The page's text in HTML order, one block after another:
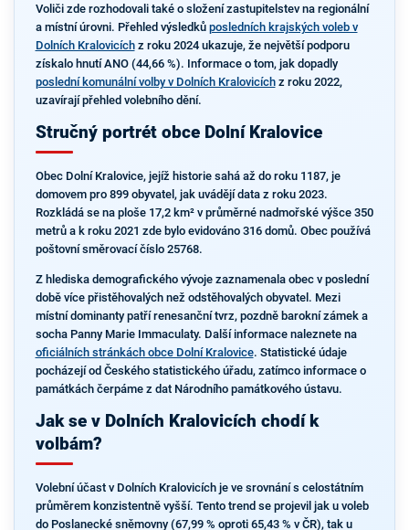
Voliči zde rozhodovali také o složení zastupitelstev na regionální
a místní úrovni. Přehled výsledků posledních krajských voleb v
Dolních Kralovicíchz roku 2024 ukazuje, že největší podporu
získalo hnutí ANO (44,66 %). Informace o tom, jak dopadly
poslední komunální volby v Dolních Kralovicíchz roku 2022,
uzavírají přehled volebního dění.
Stručný portrét obce Dolní Kralovice
Obec Dolní Kralovice, jejíž historie sahá až do roku 1187, je
domovem pro 899 obyvatel, jak uvádějí data z roku 2023.
Rozkládá se na ploše 17,2 km² v průměrné nadmořské výšce 350
metrů a k roku 2021 zde bylo evidováno 316 domů. Obec používá
poštovní směrovací číslo 25768.
Z hlediska demografického vývoje zaznamenala obec v poslední
době více přistěhovalých než odstěhovalých obyvatel. Mezi
místní dominanty patří renesanční tvrz, pozdně barokní zámek a
socha Panny Marie Immaculaty. Další informace naleznete na
oficiálních stránkách obce Dolní Kralovice. Statistické údaje
pocházejí od Českého statistického úřadu, zatímco informace o
památkách čerpáme z dat Národního památkového ústavu.
Jak se v Dolních Kralovicích chodí k
volbám?
Volební účast v Dolních Kralovicích je ve srovnání s celostátním
průměrem konzistentně vyšší. Tento trend se projevil jak u voleb
do Poslanecké sněmovny (67,99 % oproti 65,43 % v ČR), tak u